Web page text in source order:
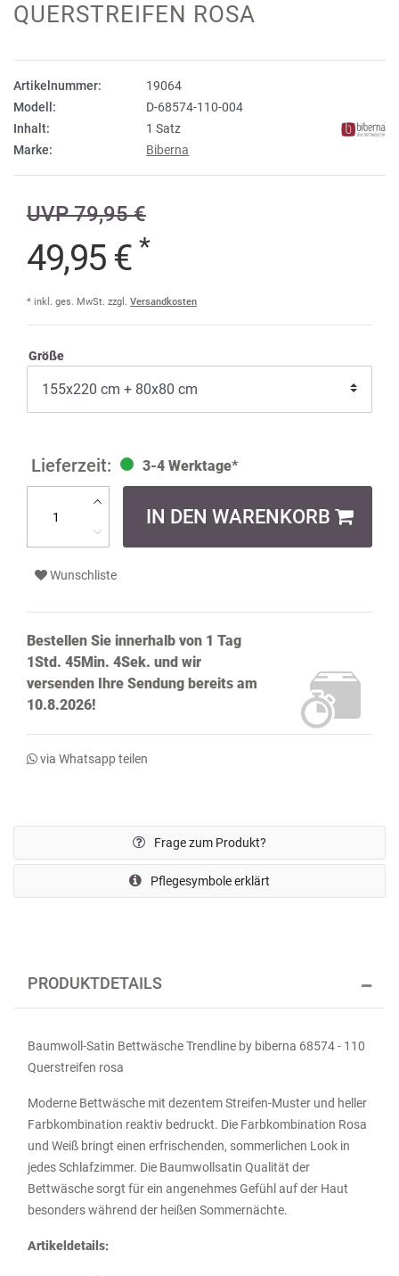
QUERSTREIFEN ROSA
Artikelnummer:
19064
Modell:
D-68574-110-004
Inhalt:
1 Satz
Marke:
Biberna
UVP 79,95 €
49,95 € *
* inkl. ges. MwSt. zzgl. Versandkosten
Größe
3-4 Werktage*
IN DEN WARENKORB
Wunschliste
Bestellen Sie innerhalb von 1 Tag
1Std. 45Min. 3Sek. und wir
versenden Ihre Sendung bereits am
10.8.2026!
via Whatsapp teilen
Frage zum Produkt?
Pflegesymbole erklärt
PRODUKTDETAILS
Baumwoll-Satin Bettwäsche Trendline by biberna 68574 - 110
Querstreifen rosa
Moderne Bettwäsche mit dezentem Streifen-Muster und heller
Farbkombination reaktiv bedruckt. Die Farbkombination Rosa
und Weiß bringt einen erfrischenden, sommerlichen Look in
jedes Schlafzimmer. Die Baumwollsatin Qualität der
Bettwäsche sorgt für ein angenehmes Gefühl auf der Haut
besonders während der heißen Sommernächte.
Artikeldetails: